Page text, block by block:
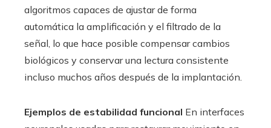
algoritmos capaces de ajustar de forma
automática la amplificación y el filtrado de la
señal, lo que hace posible compensar cambios
biológicos y conservar una lectura consistente
incluso muchos años después de la implantación.
Ejemplos de estabilidad funcional En interfaces